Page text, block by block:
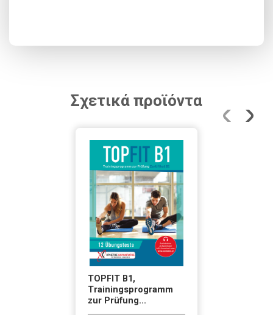
Σχετικά προϊόντα
TOPFIT B1,
Trainingsprogramm
zur Prüfung...